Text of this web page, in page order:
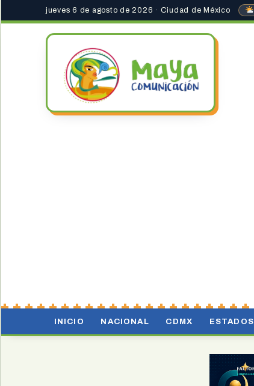
jueves 6 de agosto de 2026 · Ciudad de México
INICIO NACIONAL CDMX ESTADOS